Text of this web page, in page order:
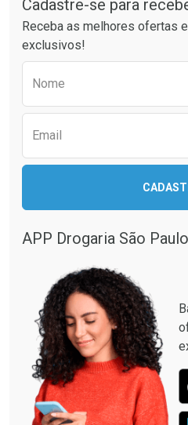
Ativar Desconto
Comprar sem Desconto
Comprar sem Desconto
Por R$ 55,99/cada
Cadastre-se para
Receba as melhores ofertas
exclusivos!
Nome
Email
APP Drogaria São Paulo